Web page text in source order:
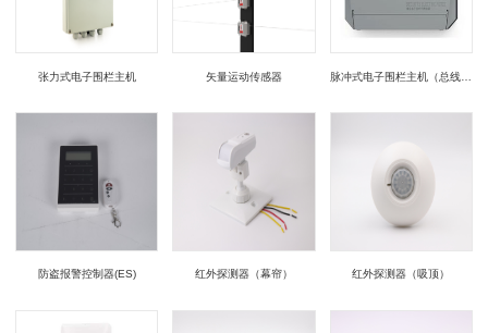
张力式电子围栏主机 矢量运动传感器 脉冲式电子围栏主机（总线型）
防盗报警控制器(ES) 红外探测器（幕帘） 红外探测器（吸顶）